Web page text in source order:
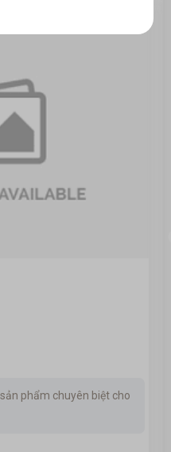
phẩm chuyên biệt cho